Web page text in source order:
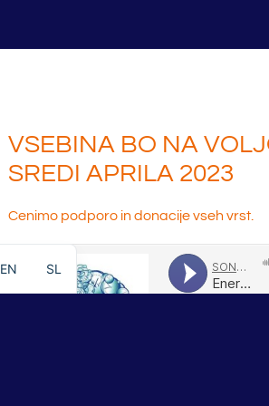
VSEBINA BO NA
SREDI APRILA 2023
Cenimo podporo in donacije vseh vrst.
EN SL